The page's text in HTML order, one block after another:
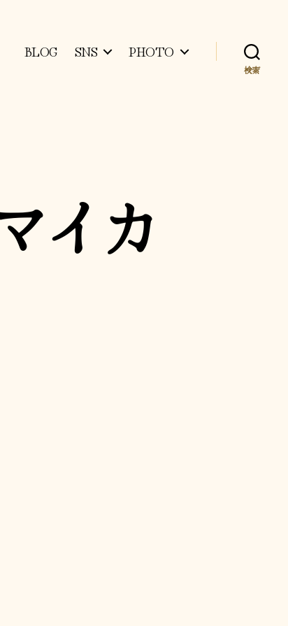
BLOG SNS PHOTO
検索
イカ